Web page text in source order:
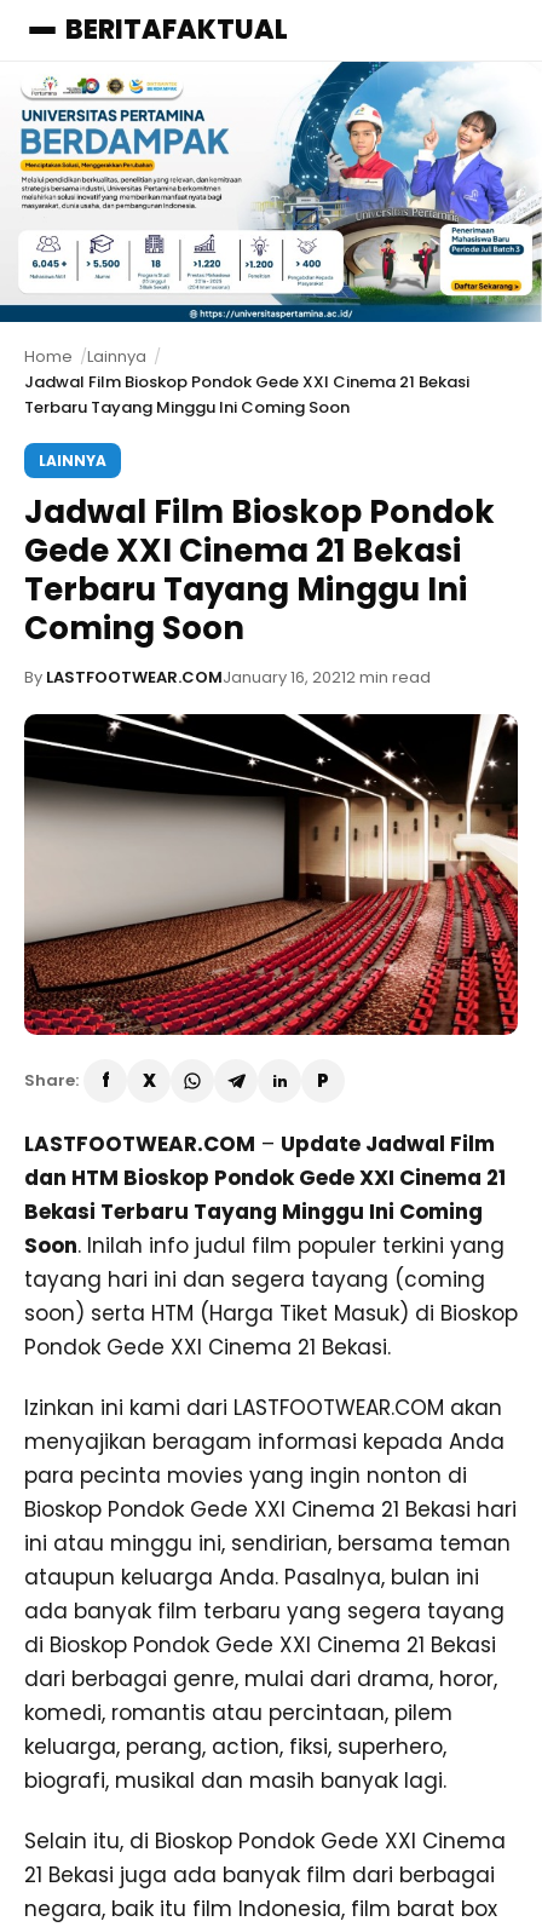
MenuBERITAFAKTUAL
Home
Lainnya
Jadwal Film Bioskop Pondok Gede XXI Cinema 21 Bekasi
Terbaru Tayang Minggu Ini Coming Soon
LAINNYA
Jadwal Film Bioskop Pondok
Gede XXI Cinema 21 Bekasi
Terbaru Tayang Minggu Ini
Coming Soon
By LASTFOOTWEAR.COMJanuary 16, 20212 min read
Share:
LASTFOOTWEAR.COM – Update Jadwal Film
dan HTM Bioskop Pondok Gede XXI Cinema 21
Bekasi Terbaru Tayang Minggu Ini Coming
Soon. Inilah info judul film populer terkini yang
tayang hari ini dan segera tayang (coming
soon) serta HTM (Harga Tiket Masuk) di Bioskop
Pondok Gede XXI Cinema 21 Bekasi.
Izinkan ini kami dari LASTFOOTWEAR.COM akan
menyajikan beragam informasi kepada Anda
para pecinta movies yang ingin nonton di
Bioskop Pondok Gede XXI Cinema 21 Bekasi hari
ini atau minggu ini, sendirian, bersama teman
ataupun keluarga Anda. Pasalnya, bulan ini
ada banyak film terbaru yang segera tayang
di Bioskop Pondok Gede XXI Cinema 21 Bekasi
dari berbagai genre, mulai dari drama, horor,
komedi, romantis atau percintaan, pilem
keluarga, perang, action, fiksi, superhero,
biografi, musikal dan masih banyak lagi.
Selain itu, di Bioskop Pondok Gede XXI Cinema
21 Bekasi juga ada banyak film dari berbagai
negara, baik itu film Indonesia, film barat box